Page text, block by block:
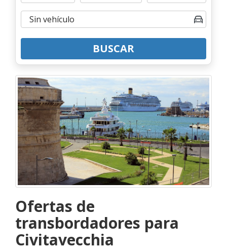
BUSCAR
Ofertas de
transbordadores para
Civitavecchia